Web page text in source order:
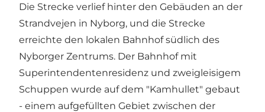
Die Strecke verlief hinter den Gebäuden an der
Strandvejen in Nyborg, und die Strecke
erreichte den lokalen Bahnhof südlich des
Nyborger Zentrums. Der Bahnhof mit
Superintendentenresidenz und zweigleisigem
Schuppen wurde auf dem "Kamhullet" gebaut
- einem aufgefüllten Gebiet zwischen der